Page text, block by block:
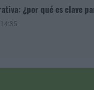
¿por qué es clave